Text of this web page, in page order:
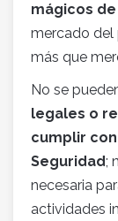
mágicos
mercado del
más que
No se
legales o
cumplir
Seguridad;
necesaria
actividades